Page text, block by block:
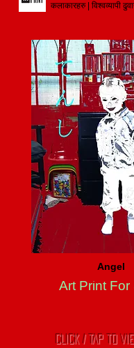
कलाकारहरु | विश्वव्यापी
Angel
Art Print For
CLICK / TAP TO